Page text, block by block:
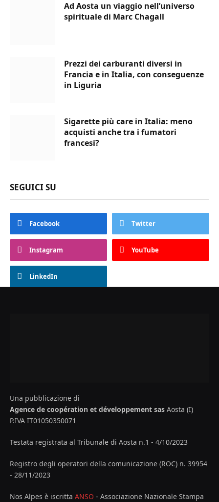
Ad Aosta un viaggio nell’universo
spirituale di Marc Chagall
Prezzi dei carburanti diversi in
Francia e in Italia, con conseguenze
in Liguria
Sigarette più care in Italia: meno
acquisti anche tra i fumatori
francesi?
SEGUICI SU
Facebook Twitter
Instagram YouTube
LinkedIn
Una pubblicazione di
Agence de coopération et développement sas Aosta (I)
P.IVA IT01050350071
Testata registrata al Tribunale di Aosta n.1 - 4/10/2023
Registro degli operatori della comunicazione (ROC) n. 39954
- 28/11/2023
Nos Alpes è iscritta ANSO - Associazione Nazionale Stampa